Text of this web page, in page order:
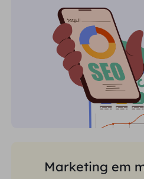
Marketing em